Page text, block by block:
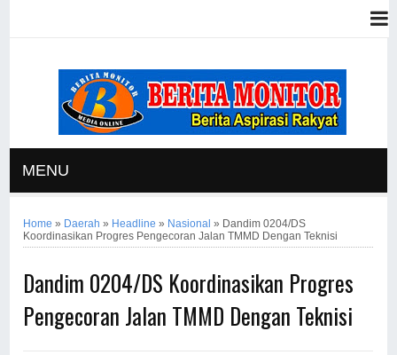
MENU
Home » Daerah » Headline » Nasional » Dandim 0204/DS
Koordinasikan Progres Pengecoran Jalan TMMD Dengan Teknisi
Dandim 0204/DS Koordinasikan Progres
Pengecoran Jalan TMMD Dengan Teknisi